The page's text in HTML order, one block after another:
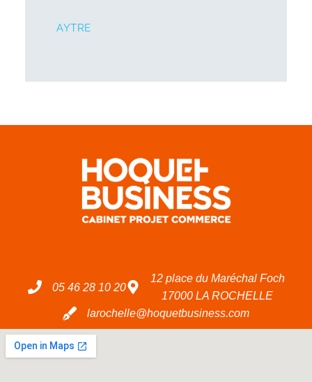
AYTRE
05 46 28 10 20
12 place du Maréchal Foch
17000 LA ROCHELLE
larochelle@hoquetbusiness.com